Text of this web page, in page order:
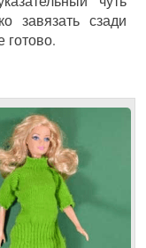
завязать сзади
готово.